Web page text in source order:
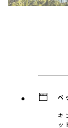
ベ
キ
ッ